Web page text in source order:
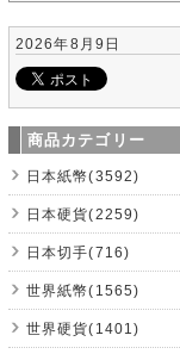
2026年8月9日
商品カテゴリー
日本紙幣(3592)
日本硬貨(2259)
日本切手(716)
世界紙幣(1565)
世界硬貨(1401)